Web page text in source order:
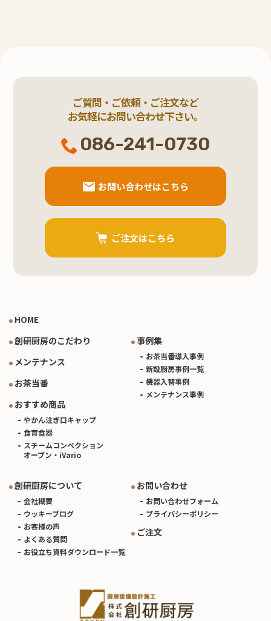
ご質問・ご依頼・ご注文など
お気軽にお問い合わせ下さい。
086-241-0730
お問い合わせはこちら
ご注文はこちら
HOME
創研厨房のこだわり
メンテナンス
お茶当番
おすすめ商品
やかん注ぎ口キャップ
食育食器
スチームコンベクション
オーブン・iVario
事例集
お茶当番導入事例
新設厨房事例一覧
機器入替事例
メンテナンス事例
創研厨房について
会社概要
ウッキーブログ
お客様の声
よくある質問
お役立ち資料ダウンロード一覧
お問い合わせ
お問い合わせフォーム
プライバシーポリシー
ご注文